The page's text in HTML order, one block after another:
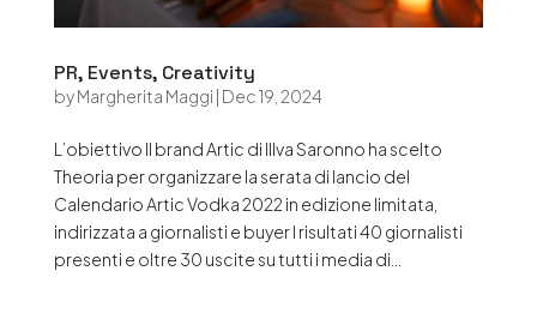
PR, Events, Creativity
byMargherita Maggi Dec 19, 2024
L’obiettivo Il brand Artic di Illva Saronno ha scelto
Theoria per organizzare la serata di lancio del
Calendario Artic Vodka 2022 in edizione limitata,
indirizzata a giornalisti e buyer I risultati 40 giornalisti
presenti e oltre 30 uscite su tutti i media di...